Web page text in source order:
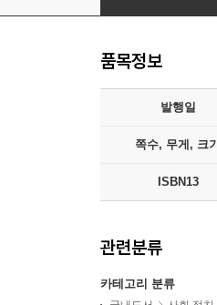
품목정보
발행일
쪽수, 무게, 크기
ISBN13
관련분류
카테고리 분류